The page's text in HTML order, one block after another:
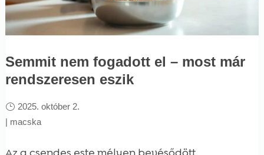
Semmit nem fogadott el – most már
rendszeresen eszik
2025. október 2.
| macska